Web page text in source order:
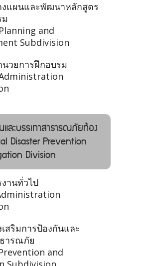
งแผนและพัฒนาหลักสูตร
ม
and
Subdivision
วยการฝึกอบรม
ละบรรเทาสาธารณภัยท้อง
Disaster Prevention
Division
านทั่วไป
สริมการป้องกันและ
ารณภัย
and